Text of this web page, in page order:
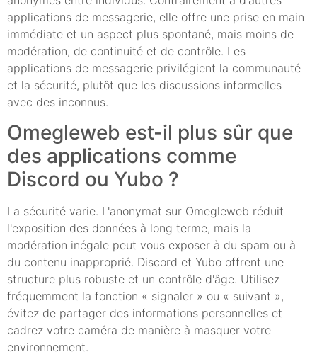
applications de messagerie, elle offre une prise en main
immédiate et un aspect plus spontané, mais moins de
modération, de continuité et de contrôle. Les
applications de messagerie privilégient la communauté
et la sécurité, plutôt que les discussions informelles
avec des inconnus.
Omegleweb est-il plus sûr que
des applications comme
Discord ou Yubo ?
La sécurité varie. L'anonymat sur Omegleweb réduit
l'exposition des données à long terme, mais la
modération inégale peut vous exposer à du spam ou à
du contenu inapproprié. Discord et Yubo offrent une
structure plus robuste et un contrôle d'âge. Utilisez
fréquemment la fonction « signaler » ou « suivant »,
évitez de partager des informations personnelles et
cadrez votre caméra de manière à masquer votre
environnement.